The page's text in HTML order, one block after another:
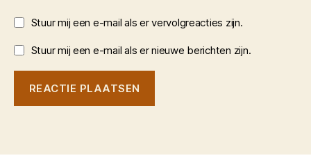
Stuur mij een e-mail als er vervolgreacties zijn.
Stuur mij een e-mail als er nieuwe berichten zijn.